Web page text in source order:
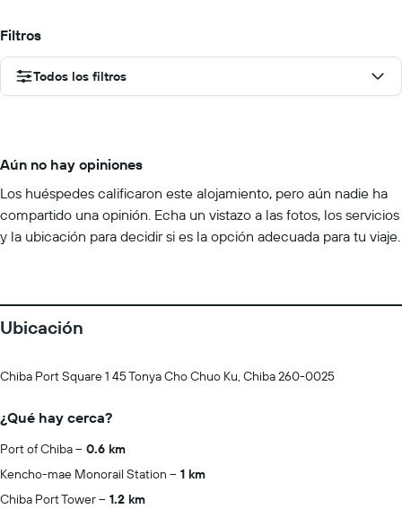
Filtros
Todos los filtros
Aún no hay opiniones
Los huéspedes calificaron este alojamiento, pero aún nadie ha
compartido una opinión. Echa un vistazo a las fotos, los servicios
y la ubicación para decidir si es la opción adecuada para tu viaje.
Ubicación
Chiba Port Square 1 45 Tonya Cho Chuo Ku, Chiba 260-0025
¿Qué hay cerca?
Port of Chiba
0.6 km
Kencho-mae Monorail Station
1 km
Chiba Port Tower
1.2 km